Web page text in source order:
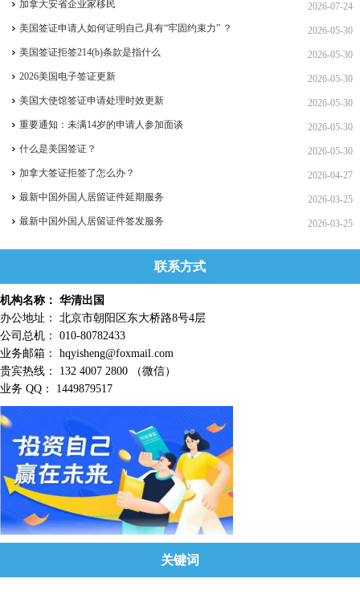
2026-07-24
加拿大安省企业家移民
2026-05-30
美国签证申请人如何证明自己具有“牢固约束力” ？
2026-05-30
美国签证拒签214(b)条款是指什么
2026-05-30
2026美国电子签证更新
2026-05-30
美国大使馆签证申请处理时效更新
2026-05-30
重要通知：未满14岁的申请人参加面谈
2026-05-30
什么是美国签证？
2026-04-27
加拿大签证拒签了怎么办？
2026-03-25
最新中国外国人居留证件延期服务
2026-03-25
最新中国外国人居留证件签发服务
联系方式
机构名称： 华清出国
办公地址： 北京市朝阳区东大桥路8号4层
公司总机： 010-80782433
业务邮箱： hqyisheng@foxmail.com
贵宾热线： 132 4007 2800 （微信）
业务 QQ： 1449879517
关键词